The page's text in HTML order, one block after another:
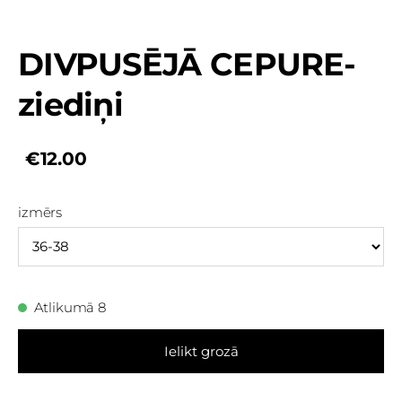
DIVPUSĒJĀ CEPURE-
ziediņi
€12.00
izmērs
Atlikumā 8
Ielikt grozā